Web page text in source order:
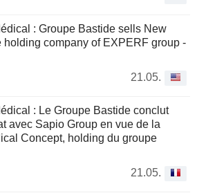
: Groupe Bastide sells New
holding company of EXPERF group -
21.05.
: Le Groupe Bastide conclut
avec Sapio Group en vue de la
Concept, holding du groupe
21.05.